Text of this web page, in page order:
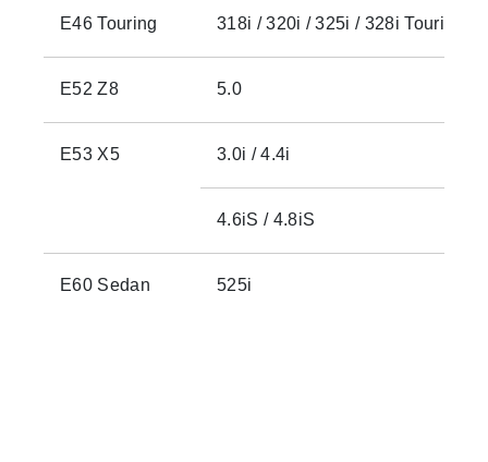
E46 Touring 318i / 320i / 325i / 328i Touring
E52 Z8 5.0
E53 X5 3.0i / 4.4i
4.6iS / 4.8iS
E60 Sedan 525i